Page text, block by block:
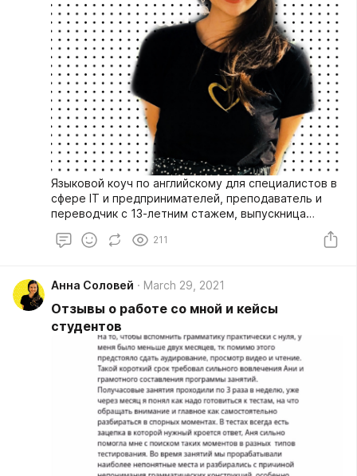
Языковой коуч по английскому для специалистов в
сфере IT и предпринимателей, преподаватель и
переводчик с 13-летним стажем, выпускница
СПБГУ и Oberlin College (USA). Обладает дипломом
магистра в области методики преподавания
211
Анна Соловей March 29, 2021
Отзывы о работе со мной и кейсы
студентов